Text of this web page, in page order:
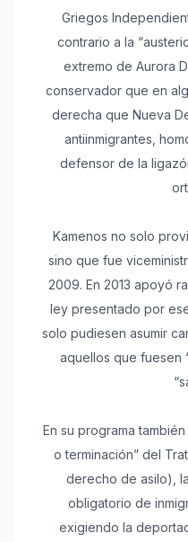
Griegos
contrario a la
extremo de Aurora
conservador que en
derecha que Nueva
antiinmigrantes,
defensor de la
Kamenos no solo
sino que fue
2009. En 2013 apoyó
ley presentado por
solo pudiesen asumir
aquellos que fuesen
En su programa
o terminación” del
derecho de asilo),
obligatorio de
exigiendo la